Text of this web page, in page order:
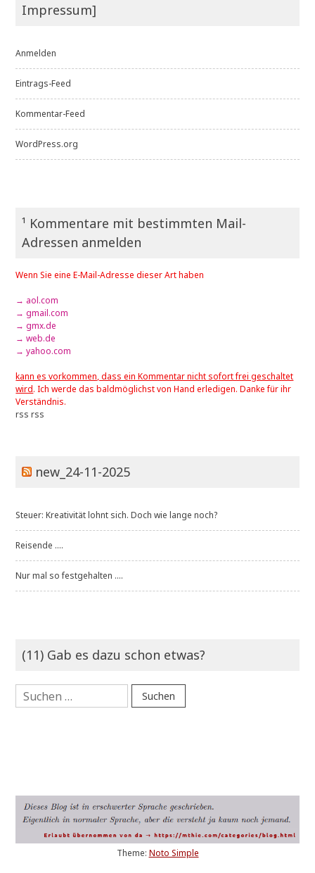
Impressum]
Anmelden
Eintrags-Feed
Kommentar-Feed
WordPress.org
¹ Kommentare mit bestimmten Mail-
Adressen anmelden
Wenn Sie eine E-Mail-Adresse dieser Art haben
→ aol.com
→ gmail.com
→ gmx.de
→ web.de
→ yahoo.com
kann es vorkommen, dass ein Kommentar nicht sofort frei geschaltet
wird. Ich werde das baldmöglichst von Hand erledigen. Danke für ihr
Verständnis.
rss rss
new_24-11-2025
Steuer: Kreativität lohnt sich. Doch wie lange noch?
Reisende ....
Nur mal so festgehalten ....
(11) Gab es dazu schon etwas?
Suchen
nach:
Theme: Noto Simple